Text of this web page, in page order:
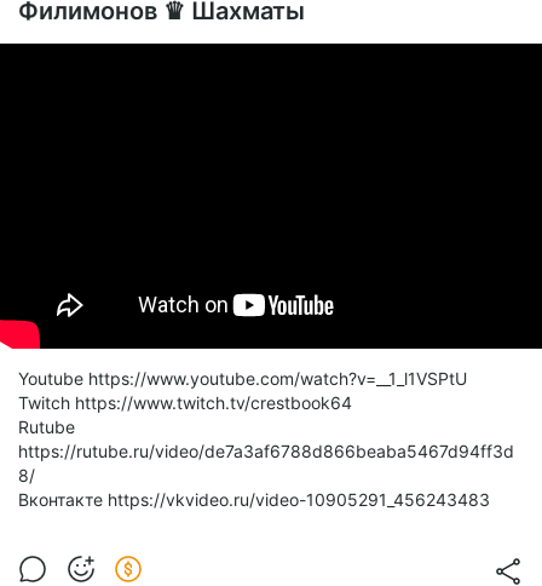
Филимонов ♛ Шахматы
Youtube https://www.youtube.com/watch?v=__1_l1VSPtU
Twitch https://www.twitch.tv/crestbook64
Rutube
https://rutube.ru/video/de7a3af6788d866beaba5467d94ff3d
8/
Вконтакте https://vkvideo.ru/video-10905291_456243483